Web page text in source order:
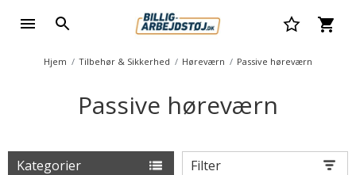
Hjem Tilbehør & Sikkerhed Høreværn Passive høreværn
Passive høreværn
Kategorier Filter